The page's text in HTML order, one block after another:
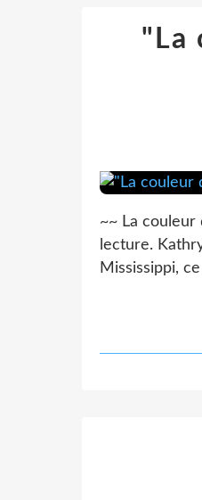
"La
~~ La
lecture.
Mississippi,